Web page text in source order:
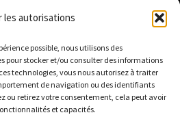
les autorisations
possible, nous utilisons des
pour stocker et/ou consulter des informations
technologies, vous nous autorisez à traiter
de navigation ou des identifiants
ou retirez votre consentement, cela peut avoir
et capacités.
et livraison
maçonnerie
néerlandaise